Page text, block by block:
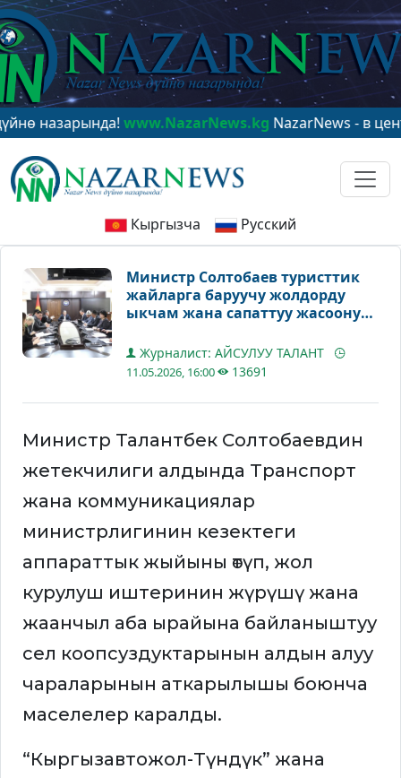
www.NazarNews.kgNazarNews - в центре
Кыргызча Русский
Министр Солтобаев туристтик
жайларга баруучу жолдорду
ыкчам жана сапаттуу жасоону
Журналист: АЙСУЛУУ ТАЛАНТ
11.05.2026, 16:00 13691
Министр Талантбек Солтобаевдин
жетекчилиги алдында Транспорт
жана коммуникациялар
министрлигинин кезектеги
аппараттык жыйыны өтүп, жол
курулуш иштеринин жүрүшү жана
жаанчыл аба ырайына байланыштуу
сел коопсуздуктарынын алдын алуу
чараларынын аткарылышы боюнча
маселелер каралды.
“Кыргызавтожол-Түндүк” жана